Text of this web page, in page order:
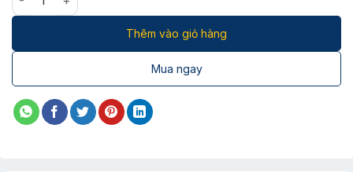
Thêm vào giỏ hàng
Mua ngay